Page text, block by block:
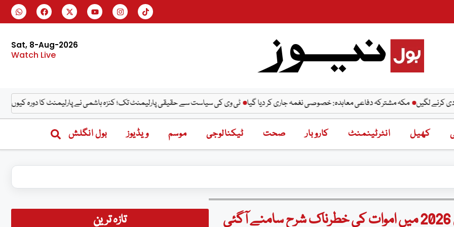
Sat, 8-Aug-2026
Watch Live
مکہ مشترکہ دفاعی معاہدہ: خصوصی نغمہ جاری کر دیا گیا ٹی وی کی سیاست سے حقیقی پارلیمنٹ تک؛ کنزہ ہاشمی نے پارلیمنٹ کا دورہ کیوں کیا؟ ورزش
کھیل انٹرٹینمنٹ کاروبار صحت ٹیکنالوجی موسم ویڈیوز بول انگلش
تازہ ترین